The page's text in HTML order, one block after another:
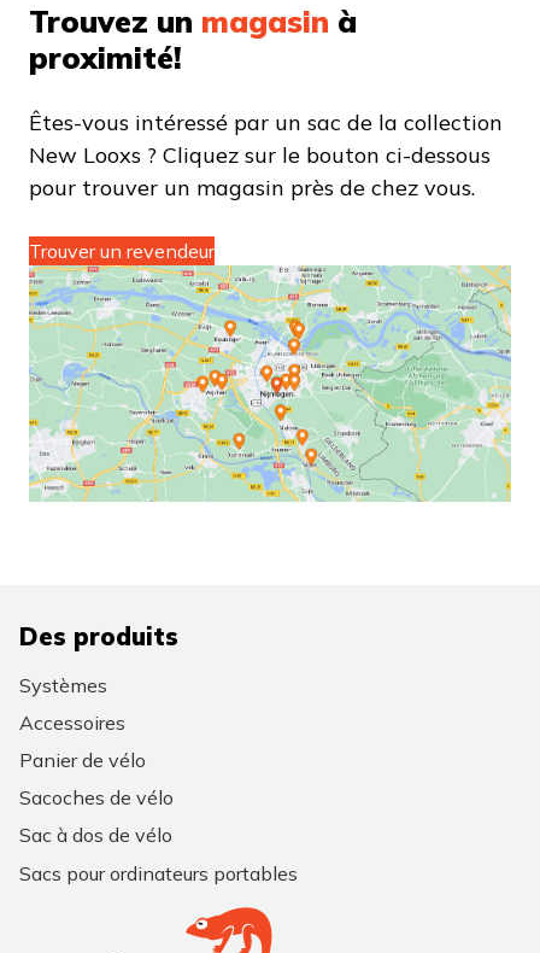
Trouvez un magasin à
proximité!
Êtes-vous intéressé par un sac de la collection
New Looxs ? Cliquez sur le bouton ci-dessous
pour trouver un magasin près de chez vous.
Trouver un revendeur
Des produits
Systèmes
Accessoires
Panier de vélo
Sacoches de vélo
Sac à dos de vélo
Sacs pour ordinateurs portables